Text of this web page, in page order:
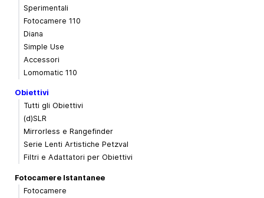
Sperimentali
Fotocamere 110
Diana
Simple Use
Accessori
Lomomatic 110
Obiettivi
Tutti gli Obiettivi
(d)SLR
Mirrorless e Rangefinder
Serie Lenti Artistiche Petzval
Filtri e Adattatori per Obiettivi
Fotocamere Istantanee
Fotocamere